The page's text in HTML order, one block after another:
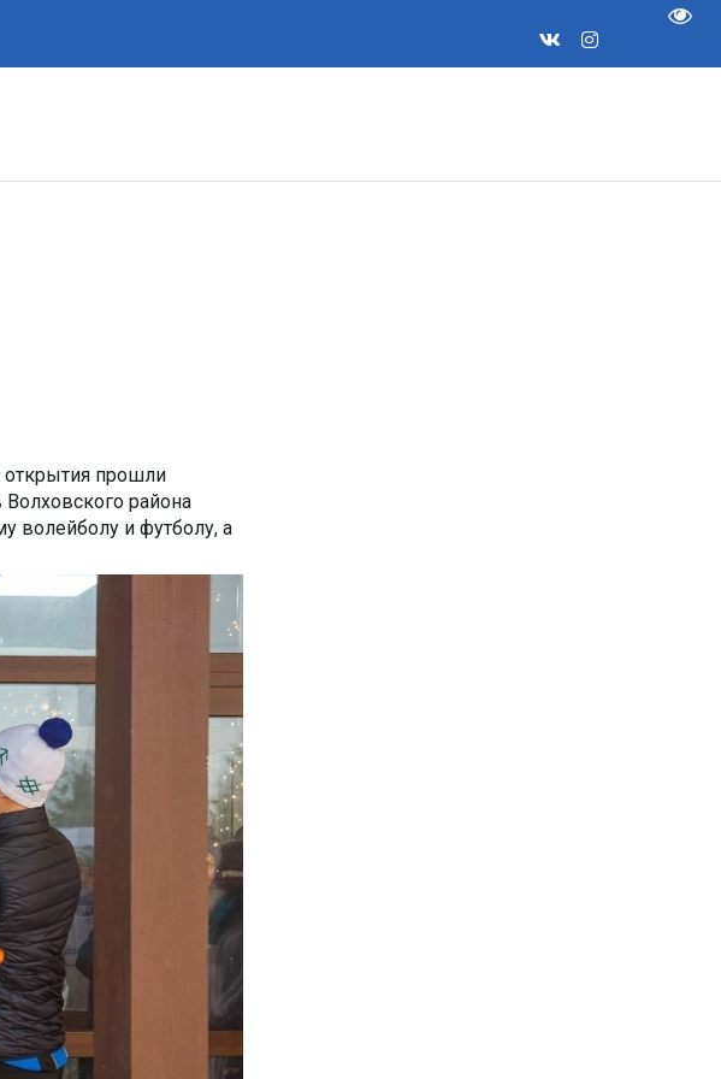
открытия прошли
района
волейболу и футболу, а